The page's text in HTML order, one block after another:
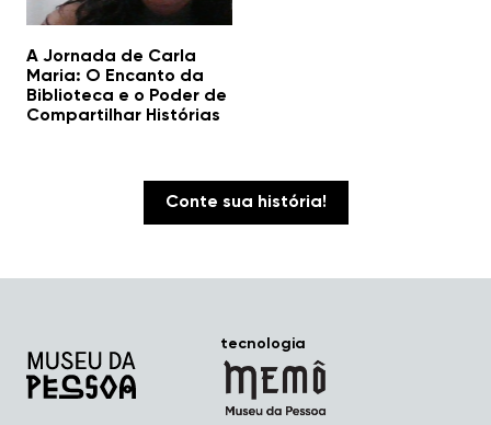
Conte sua história
A Jornada de Carla
Maria: O Encanto da
Biblioteca e o Poder de
Compartilhar Histórias
Conte sua história!
tecnologia